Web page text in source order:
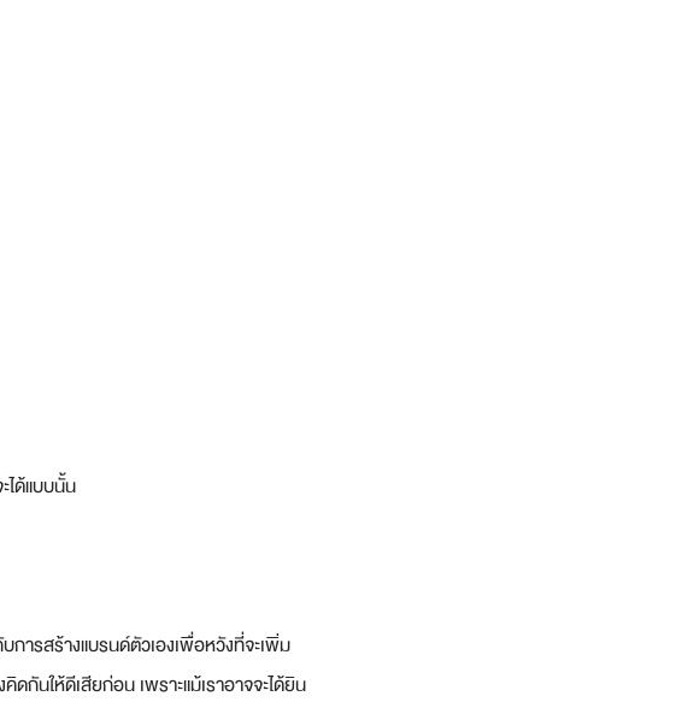
ได้แบบนั้น
ารสร้างแบรนด์ตัวเองเพื่อหวังที่จะเพิ่ม
กันให้ดีเสียก่อน เพราะแม้เราอาจจะได้ยิน